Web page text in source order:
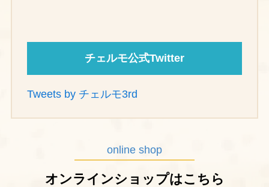
チェルモ公式Twitter
Tweets by チェルモ3rd
online shop
オンラインショップはこちら